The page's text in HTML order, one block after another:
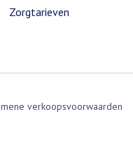
Zorgtarieven
verkoopsvoorwaarden